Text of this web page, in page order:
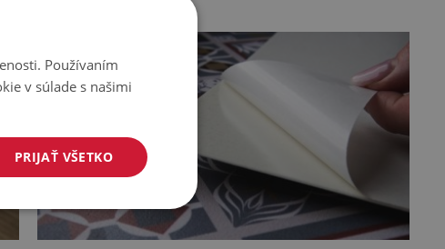
Používaním
v súlade s našimi
PRIJAŤ VŠETKO